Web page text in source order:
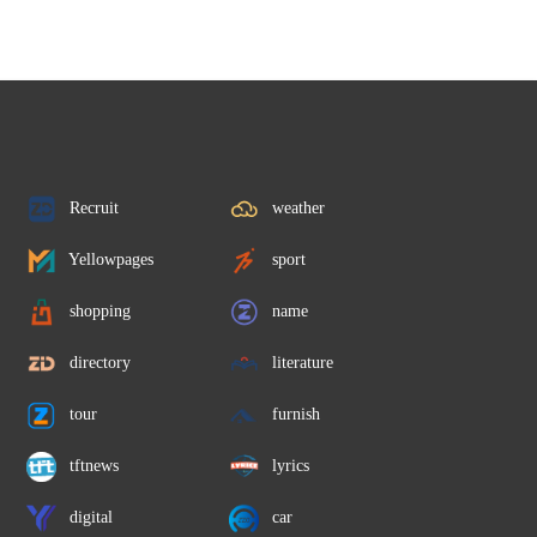
Recruit weather
Yellowpages sport
shopping name
directory literature
tour furnish
tftnews lyrics
digital car